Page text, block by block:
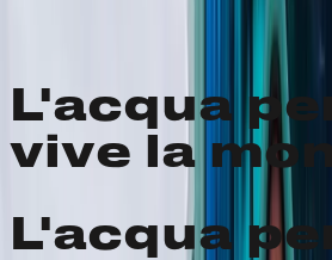
L'acqua
vive la
L'acqua